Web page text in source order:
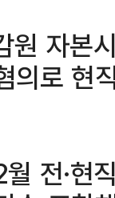
원 자본
의로 현
전·현